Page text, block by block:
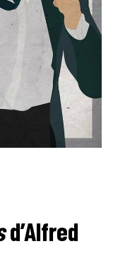
d’Alfred